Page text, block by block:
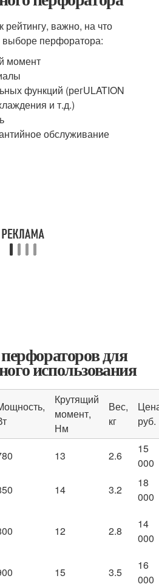
рейтингу, важно, на что
выборе перфоратора:
момент
функций (регULATION
и т.д.)
обслуживание
для
использования
Крутящий
момент,
Нм
Вес,
кг
руб.
13 2.6
15
000
14 3.2
18
000
12 2.8
14
000
15 3.5
16
000